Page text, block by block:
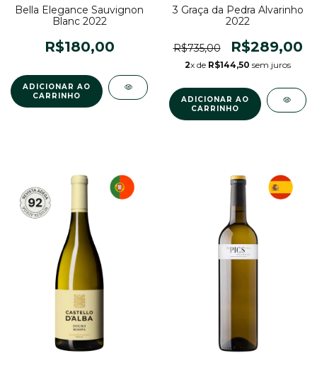
Bella Elegance Sauvignon
Blanc 2022
R$180,00
3 Graça da Pedra Alvarinho
2022
R$735,00 R$289,00
2x de R$144,50 sem juros